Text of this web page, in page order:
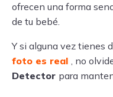
ofrecen una forma
de tu bebé.
Y si alguna vez tienes
foto es real , no
Detector para